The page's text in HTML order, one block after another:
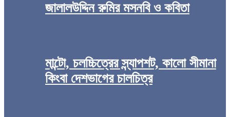
জালালউদ্দিন রুমির মসনবি ও কবিতা
মান্টো, চলচ্চিত্রের স্ন্যাপশট, কালো সীমানা
কিংবা দেশভাগের চালচিত্র